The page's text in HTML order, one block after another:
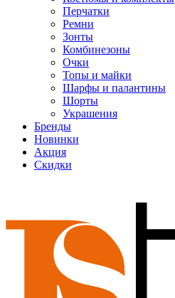
Перчатки
Ремни
Зонты
Комбинезоны
Очки
Топы и майки
Шарфы и палантины
Шорты
Украшения
Бренды
Новинки
Акция
Скидки